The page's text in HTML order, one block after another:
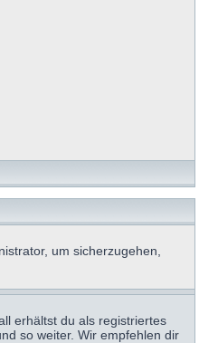
um sicherzugehen,
erhältst du als registriertes
so weiter. Wir empfehlen dir